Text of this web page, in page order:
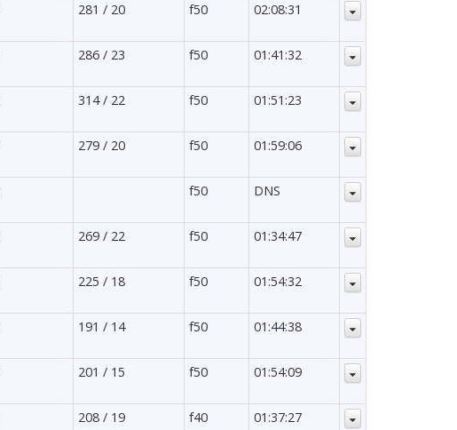
281 / 20 f50 02:08:31
286 / 23 f50 01:41:32
314 / 22 f50 01:51:23
279 / 20 f50 01:59:06
f50 DNS
269 / 22 f50 01:34:47
225 / 18 f50 01:54:32
191 / 14 f50 01:44:38
201 / 15 f50 01:54:09
208 / 19 f40 01:37:27